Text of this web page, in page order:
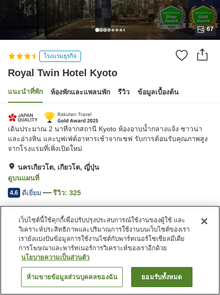
67
โรงแรมธุรกิจ
Royal Twin Hotel Kyoto
แนะนำที่พัก ห้องพักและแพลนพัก รีวิว ข้อมูลเบื้องต้น
เดินประมาณ 2 นาทีจากสถานี Kyoto ห้องอาบน้ำกลางแจ้ง ซาวน่า
และอ่างหิน และบุฟเฟ่ต์อาหารเช้าจากเชฟ รับการต้อนรับคุณภาพสูง
จากโรงแรมที่เพิ่งเปิดใหม่
นครเกียวโต, เกียวโต, ญี่ปุ่น
ดูบนแผนที่
4.6 ดีเยี่ยม รีวิว: 325
สิ่งอำนวยความสะดวกในที่พัก
Wi-Fi
เดินห้านาทีถึงสถานี
อ่างหินร้อน
ซาวน่า
Royal Twin Hotel Kyoto
ค้นหาห้องพัก
เว็บไซต์นี้ใช้คุกกี้เพื่อปรับปรุงประสบการณ์ใช้งานของผู้ใช้ และ
วิเคราะห์ประสิทธิภาพและปริมาณการใช้งานบนเว็บไซต์ของเรา
เรายังแบ่งปันข้อมูลการใช้งานไซต์กับพาร์ทเนอร์โซเชียลมีเดีย
การโฆษณาและพาร์ทเนอร์การวิเคราะห์ของเราอีกด้วย
นโยบายความเป็นส่วนตัว
ห้ามขายข้อมูลส่วนบุคคลของฉัน ยอมรับทั้งหมด